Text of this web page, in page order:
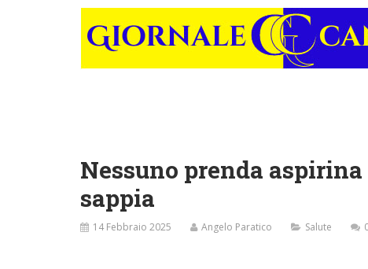
Nessuno prenda
sappia
14 Febbraio 2025 Angelo Paratico Salute